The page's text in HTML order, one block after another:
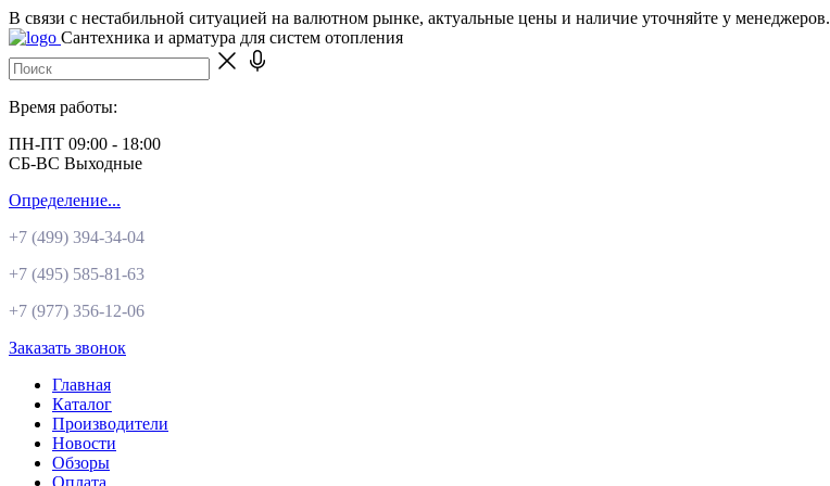
В связи с нестабильной ситуацией на валютном рынке, актуальные цены и наличие уточняйте у менеджеров.
Сантехника и арматура для систем отопления
Время работы:
ПН-ПТ 09:00 - 18:00
СБ-ВС Выходные
Определение...
+7 (499) 394-34-04
+7 (495) 585-81-63
+7 (977) 356-12-06
Заказать звонок
Главная
Каталог
Производители
Новости
Обзоры
Оплата